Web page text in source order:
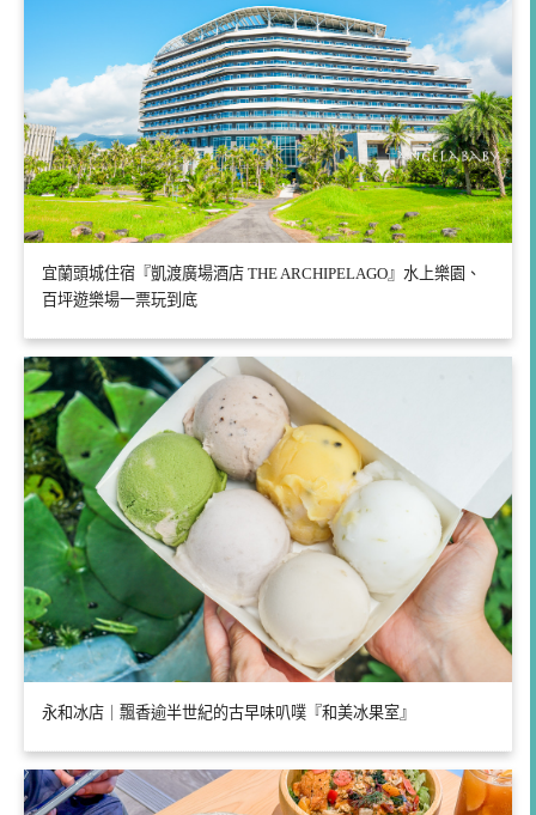
宜蘭頭城住宿『凱渡廣場酒店 THE ARCHIPELAGO』水上樂園、
百坪遊樂場一票玩到底
永和冰店｜飄香逾半世紀的古早味叭噗『和美冰果室』